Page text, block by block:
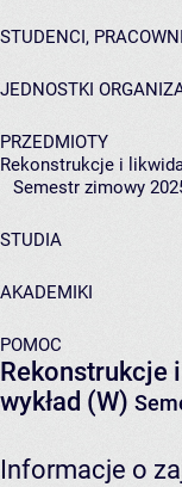
STUDENCI,
JEDNOSTKI
PRZEDMIOTY
Rekonstrukcje i
Semestr zimowy
STUDIA
AKADEMIKI
POMOC
Rekonstrukcje
wykład (W)
Informacje o